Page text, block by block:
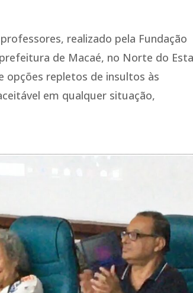
realizado pela Fundação
de Macaé, no Norte do
opções repletos de insultos às
em qualquer situação,